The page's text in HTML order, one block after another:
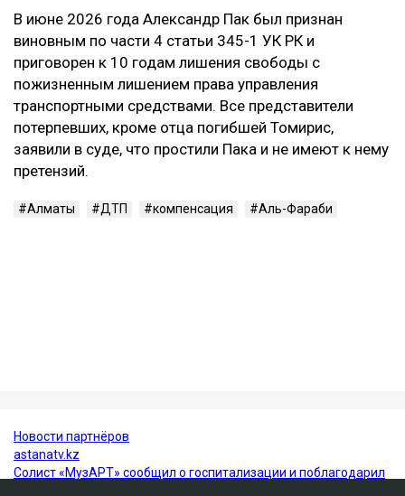
опьянения, выехал на встречную полосу и
столкнулся с Mercedes. Жертвами аварии стали 29-
летний водитель Mercedes и две пассажирки —
девушки 20 и 22 лет. Согласно материалам
уголовного дела, концентрация алкоголя в крови
Пака составляла 1,30 промилле, а скорость
автомобиля перед столкновением могла достигать
около 219 км/ч.
В июне 2026 года Александр Пак был признан